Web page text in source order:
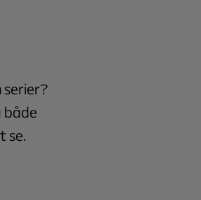
serier?
både
se.